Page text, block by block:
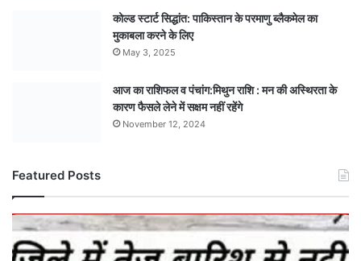
कोल्ड स्टार्ट सिद्धांत: पाकिस्तान के परमाणु ब्लैकमेल का
मुकाबला करने के लिए
May 3, 2025
आज का राशिफल व पंचांग:मिथुन राशि : मन की अस्थिरता के
कारण फैसले लेने में सक्षम नहीं रहेंगे
November 12, 2024
Featured Posts
अपडेट
: